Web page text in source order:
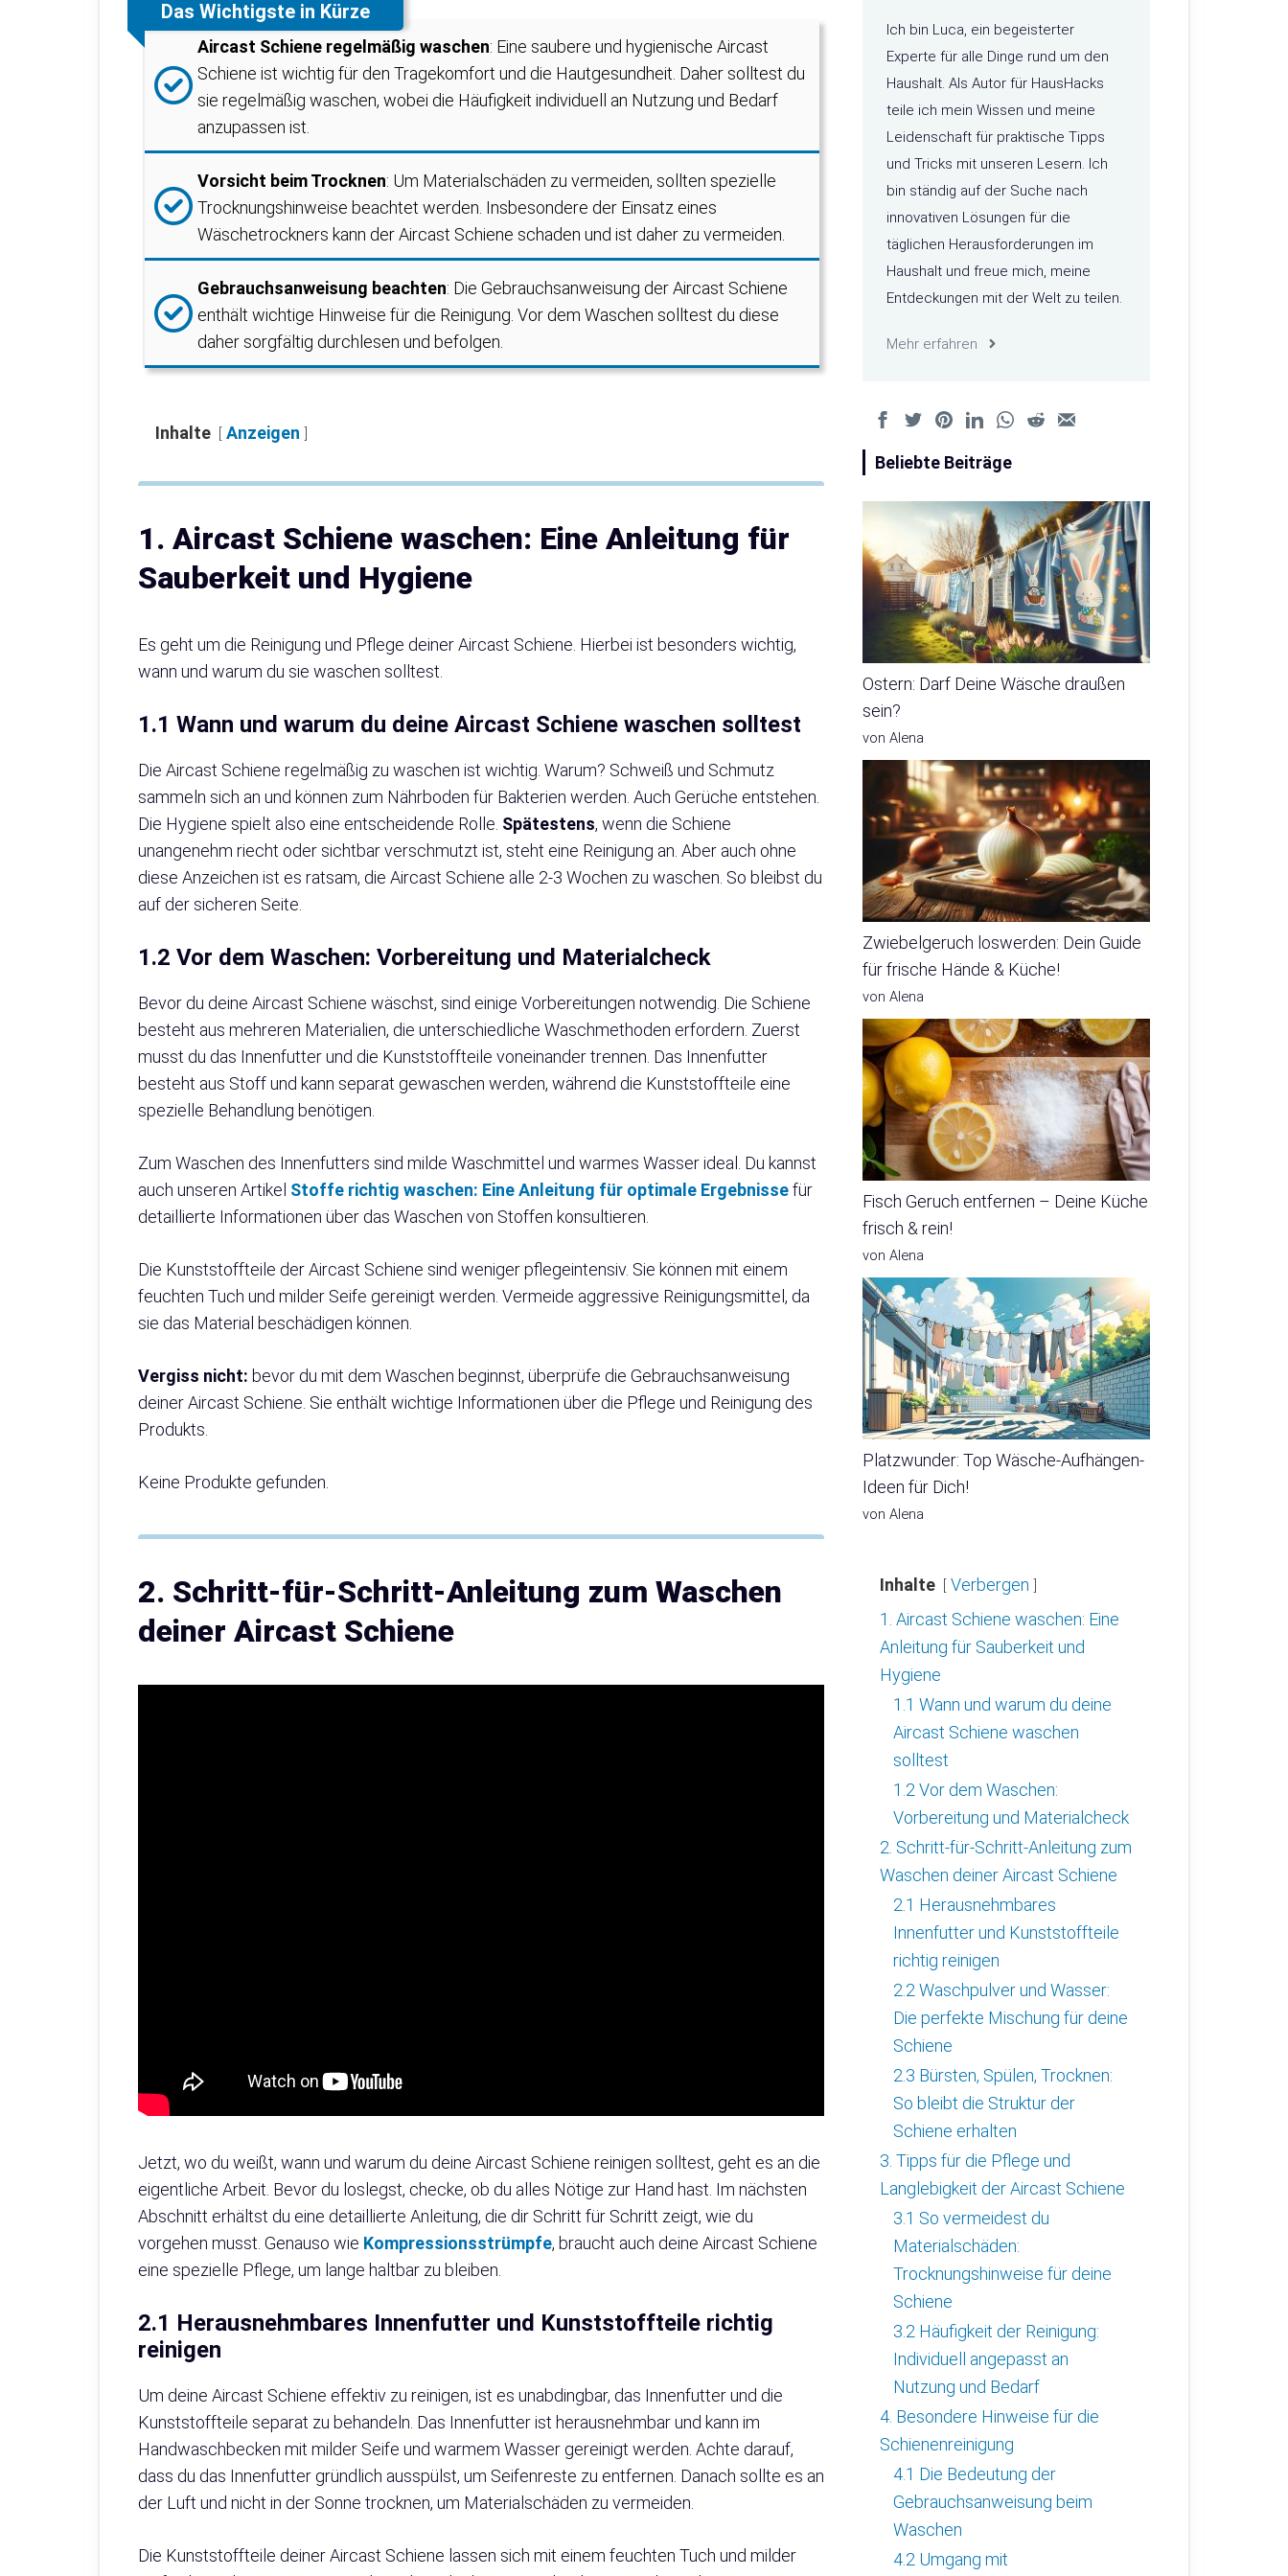
Das Wichtigste in Kürze
Aircast Schiene regelmäßig waschen: Eine saubere und hygienische Aircast
Schiene ist wichtig für den Tragekomfort und die Hautgesundheit. Daher solltest du
sie regelmäßig waschen, wobei die Häufigkeit individuell an Nutzung und Bedarf
anzupassen ist.
Vorsicht beim Trocknen: Um Materialschäden zu vermeiden, sollten spezielle
Trocknungshinweise beachtet werden. Insbesondere der Einsatz eines
Wäschetrockners kann der Aircast Schiene schaden und ist daher zu vermeiden.
Gebrauchsanweisung beachten: Die Gebrauchsanweisung der Aircast Schiene
enthält wichtige Hinweise für die Reinigung. Vor dem Waschen solltest du diese
daher sorgfältig durchlesen und befolgen.
Inhalte Anzeigen
1. Aircast Schiene waschen: Eine Anleitung für
Sauberkeit und Hygiene
Es geht um die Reinigung und Pflege deiner Aircast Schiene. Hierbei ist besonders wichtig,
wann und warum du sie waschen solltest.
1.1 Wann und warum du deine Aircast Schiene waschen solltest
Die Aircast Schiene regelmäßig zu waschen ist wichtig. Warum? Schweiß und Schmutz
sammeln sich an und können zum Nährboden für Bakterien werden. Auch Gerüche entstehen.
Die Hygiene spielt also eine entscheidende Rolle. Spätestens, wenn die Schiene
unangenehm riecht oder sichtbar verschmutzt ist, steht eine Reinigung an. Aber auch ohne
diese Anzeichen ist es ratsam, die Aircast Schiene alle 2-3 Wochen zu waschen. So bleibst du
auf der sicheren Seite.
1.2 Vor dem Waschen: Vorbereitung und Materialcheck
Bevor du deine Aircast Schiene wäschst, sind einige Vorbereitungen notwendig. Die Schiene
besteht aus mehreren Materialien, die unterschiedliche Waschmethoden erfordern. Zuerst
musst du das Innenfutter und die Kunststoffteile voneinander trennen. Das Innenfutter
besteht aus Stoff und kann separat gewaschen werden, während die Kunststoffteile eine
spezielle Behandlung benötigen.
Zum Waschen des Innenfutters sind milde Waschmittel und warmes Wasser ideal. Du kannst
auch unseren Artikel Stoffe richtig waschen: Eine Anleitung für optimale Ergebnissefür
detaillierte Informationen über das Waschen von Stoffen konsultieren.
Die Kunststoffteile der Aircast Schiene sind weniger pflegeintensiv. Sie können mit einem
feuchten Tuch und milder Seife gereinigt werden. Vermeide aggressive Reinigungsmittel, da
sie das Material beschädigen können.
Vergiss nicht: bevor du mit dem Waschen beginnst, überprüfe die Gebrauchsanweisung
deiner Aircast Schiene. Sie enthält wichtige Informationen über die Pflege und Reinigung des
Produkts.
Keine Produkte gefunden.
2. Schritt-für-Schritt-Anleitung zum Waschen
deiner Aircast Schiene
Jetzt, wo du weißt, wann und warum du deine Aircast Schiene reinigen solltest, geht es an die
eigentliche Arbeit. Bevor du loslegst, checke, ob du alles Nötige zur Hand hast. Im nächsten
Abschnitt erhältst du eine detaillierte Anleitung, die dir Schritt für Schritt zeigt, wie du
vorgehen musst. Genauso wie Kompressionsstrümpfe, braucht auch deine Aircast Schiene
eine spezielle Pflege, um lange haltbar zu bleiben.
2.1 Herausnehmbares Innenfutter und Kunststoffteile richtig
reinigen
Um deine Aircast Schiene effektiv zu reinigen, ist es unabdingbar, das Innenfutter und die
Kunststoffteile separat zu behandeln. Das Innenfutter ist herausnehmbar und kann im
Handwaschbecken mit milder Seife und warmem Wasser gereinigt werden. Achte darauf,
dass du das Innenfutter gründlich ausspülst, um Seifenreste zu entfernen. Danach sollte es an
der Luft und nicht in der Sonne trocknen, um Materialschäden zu vermeiden.
Die Kunststoffteile deiner Aircast Schiene lassen sich mit einem feuchten Tuch und milder
Ich bin Luca, ein begeisterter
Experte für alle Dinge rund um den
Haushalt. Als Autor für HausHacks
teile ich mein Wissen und meine
Leidenschaft für praktische Tipps
und Tricks mit unseren Lesern. Ich
bin ständig auf der Suche nach
innovativen Lösungen für die
täglichen Herausforderungen im
Haushalt und freue mich, meine
Entdeckungen mit der Welt zu teilen.
Mehr erfahren
Beliebte Beiträge
Ostern: Darf Deine Wäsche draußen
sein?
von Alena
Zwiebelgeruch loswerden: Dein Guide
für frische Hände & Küche!
von Alena
Fisch Geruch entfernen – Deine Küche
frisch & rein!
von Alena
Platzwunder: Top Wäsche-Aufhängen-
Ideen für Dich!
von Alena
Inhalte
Verbergen
1. Aircast Schiene waschen: Eine
Anleitung für Sauberkeit und
Hygiene
1.1 Wann und warum du deine
Aircast Schiene waschen
solltest
1.2 Vor dem Waschen:
Vorbereitung und Materialcheck
2. Schritt-für-Schritt-Anleitung zum
Waschen deiner Aircast Schiene
2.1 Herausnehmbares
Innenfutter und Kunststoffteile
richtig reinigen
2.2 Waschpulver und Wasser:
Die perfekte Mischung für deine
Schiene
2.3 Bürsten, Spülen, Trocknen:
So bleibt die Struktur der
Schiene erhalten
3. Tipps für die Pflege und
Langlebigkeit der Aircast Schiene
3.1 So vermeidest du
Materialschäden:
Trocknungshinweise für deine
Schiene
3.2 Häufigkeit der Reinigung:
Individuell angepasst an
Nutzung und Bedarf
4. Besondere Hinweise für die
Schienenreinigung
4.1 Die Bedeutung der
Gebrauchsanweisung beim
Waschen
4.2 Umgang mit